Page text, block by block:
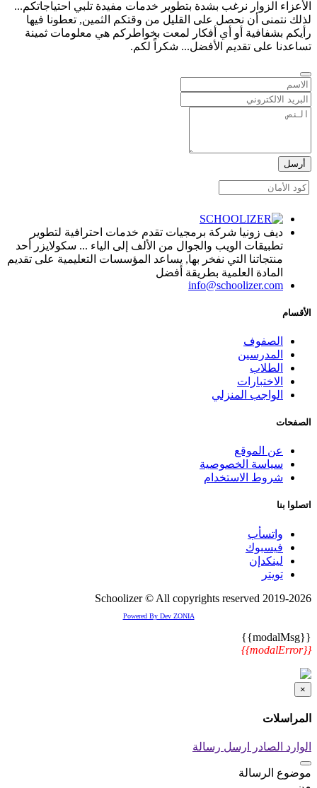
الأعزاء الزوار نرغب بشدة بتطوير خدمات مفيدة تلبي احتياجاتكم...
لذلك نتمنى أن نحصل على القليل من وقتكم الثمين, تعطونا فيها
رأيكم بشفافية أو أي أفكار لمعت بخواطركم هي معلومات ثمينة
تساعدنا على تقديم الأفضل... شكراً لكم.
أرسل
ديف زونيا شركة برمجيات تقدم خدمات احترافية لتطوير
تطبيقات الويب والجوال من الألف إلى الياء ... سكولايزر أحد
منتجاتنا التي نفخر بها, يساعد المؤسسات التعليمية على تقديم
المادة العلمية بطريقة أفضل
info@schoolizer.com
الأقسام
الصفوف
المدرسين
الطلاب
الاختبارات
الواجب المنزلي
الصفحات
عن الموقع
سياسة الخصوصية
شروط الاستخدام
اتصلوا بنا
واتسأب
فيسبوك
لينكدإن
تويتر
2019-2026 Schoolizer © All copyrights reserved
Powered By Dev ZONIA
{{modalMsg}}
{{modalError}}
×
المراسلات
الوارد الصادر ارسل رسالة
موضوع الرسالة